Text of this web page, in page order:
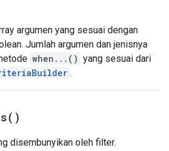
argumen yang sesuai dengan
Jumlah argumen dan jenisnya
when...() yang sesuai dari
.
)
disembunyikan oleh filter.